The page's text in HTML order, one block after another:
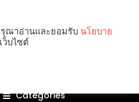
Categories
รุณาอ่านและยอมรับ นโยบาย
ว็บไซต์